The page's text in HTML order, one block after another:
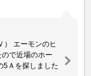
） エーモンのヒ
で近場のホー
5Ａを探しました